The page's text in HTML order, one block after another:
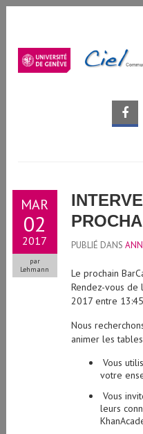
MAR
02
2017
par
Lehmann
PUBLIÉ DANS
Le prochain
Rendez-vous de
2017 entre
Nous
animer les
Vous
votre
Vous
leurs